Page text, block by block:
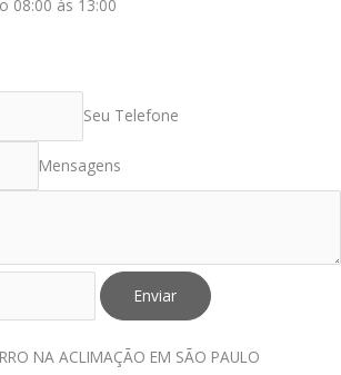
às 13:00
Seu Telefone
Mensagens
Enviar
NA ACLIMAÇÃO EM SÃO PAULO